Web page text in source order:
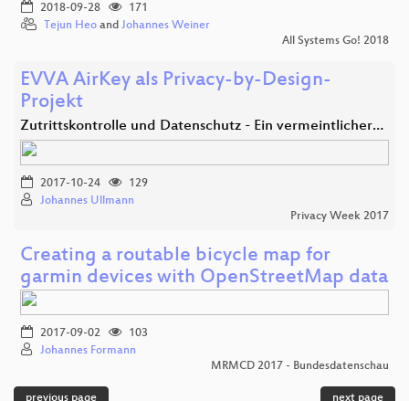
2018-09-28
171
Tejun Heo and Johannes Weiner
All Systems Go! 2018
EVVA AirKey als Privacy-by-Design-
Projekt
Zutrittskontrolle und Datenschutz - Ein vermeintlicher…
2017-10-24
129
Johannes Ullmann
Privacy Week 2017
Creating a routable bicycle map for
garmin devices with OpenStreetMap data
2017-09-02
103
Johannes Formann
MRMCD 2017 - Bundesdatenschau
previous page next page